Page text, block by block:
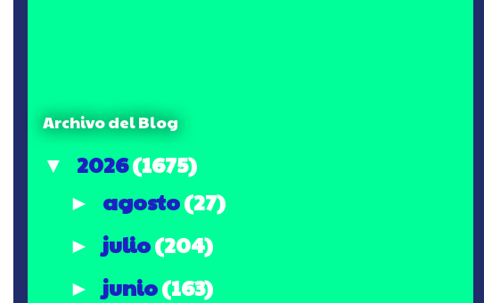
Archivo del Blog
▼ 2026(1675)
► agosto(27)
► julio(204)
► junio(163)